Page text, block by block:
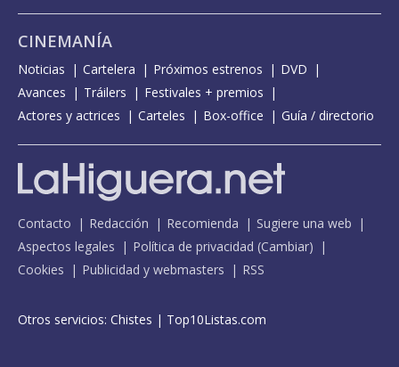
CINEMANÍA
Noticias Cartelera Próximos estrenos
DVD
Avances
Tráilers
Festivales + premios
Actores y actrices
Carteles Box-office Guía / directorio
Contacto Redacción Recomienda
Sugiere una web
Aspectos legales
Política de privacidad (Cambiar)
Cookies
Publicidad y webmasters RSS
Otros servicios: Chistes | Top10Listas.com